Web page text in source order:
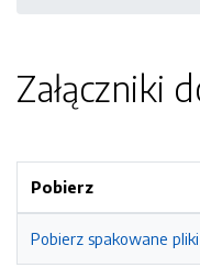
Załączniki
Pobierz
Pobierz spakowane pliki